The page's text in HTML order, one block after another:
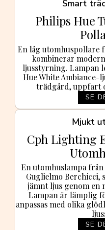
Smart
Philips Hue
En låg utomhuspollare
kombinerar
ljusstyrning. Lampan
Hue White
trädgård, uppfart
SE
Mjukt
Cph Lighting
En utomhuslampa
Guglielmo Berchicci,
jämnt ljus genom en
Lampan är lämplig
anpassas med olika
SE